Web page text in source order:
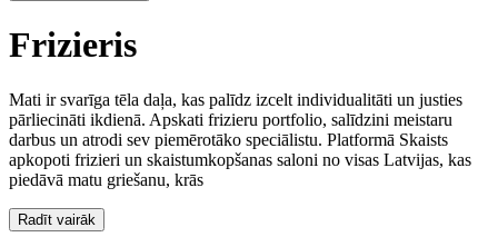
Frizieris
Mati ir svarīga tēla daļa, kas palīdz izcelt individualitāti un justies
pārliecināti ikdienā. Apskati frizieru portfolio, salīdzini meistaru
darbus un atrodi sev piemērotāko speciālistu. Platformā Skaists
apkopoti frizieri un skaistumkopšanas saloni no visas Latvijas, kas
piedāvā matu griešanu, krās
Radīt vairāk